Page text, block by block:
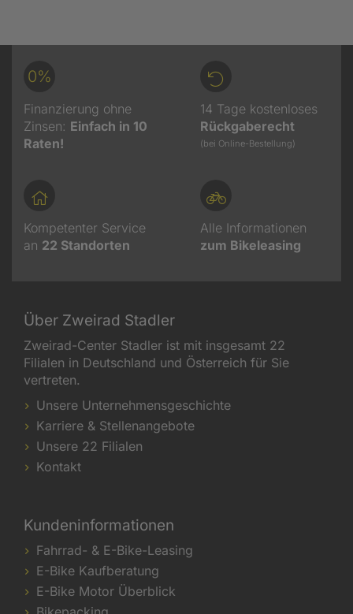
0%
Finanzierung ohne
Zinsen: Einfach in 10
Raten!
14 Tage kostenloses
Rückgaberecht
(bei Online-Bestellung)
Kompetenter Service
an 22 Standorten
Alle Informationen
zum Bikeleasing
Über Zweirad Stadler
Zweirad-Center Stadler ist mit insgesamt 22
Filialen in Deutschland und Österreich für Sie
vertreten.
Unsere Unternehmensgeschichte
Karriere & Stellenangebote
Unsere 22 Filialen
Kontakt
Kundeninformationen
Fahrrad- & E-Bike-Leasing
E-Bike Kaufberatung
E-Bike Motor Überblick